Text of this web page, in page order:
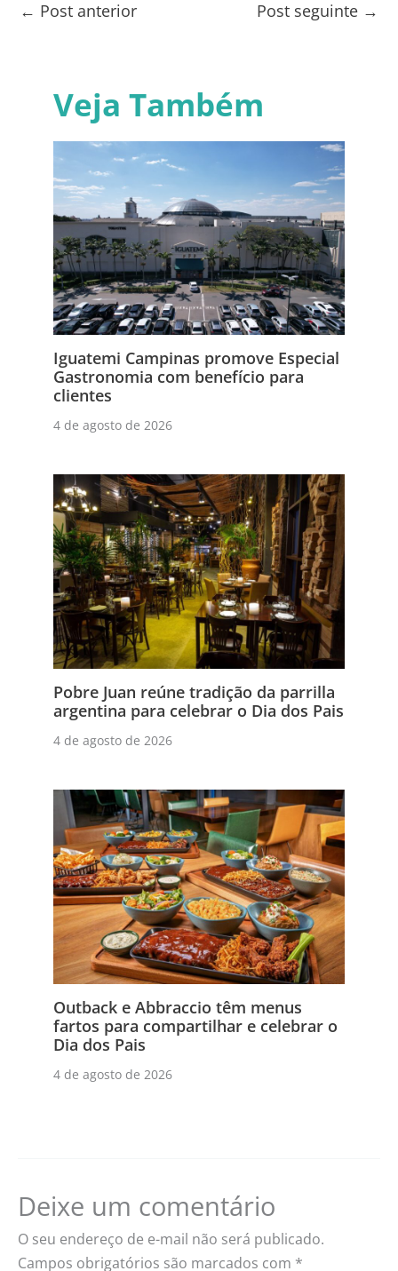
← Post anterior Post seguinte →
Veja Também
Iguatemi Campinas promove Especial
Gastronomia com benefício para
clientes
4 de agosto de 2026
Pobre Juan reúne tradição da parrilla
argentina para celebrar o Dia dos Pais
4 de agosto de 2026
Outback e Abbraccio têm menus
fartos para compartilhar e celebrar o
Dia dos Pais
4 de agosto de 2026
Deixe um comentário
O seu endereço de e-mail não será publicado.
Campos obrigatórios são marcados com *